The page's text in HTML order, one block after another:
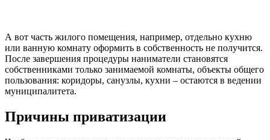
А вот часть жилого помещения, например, отдельно кухню
или ванную комнату оформить в собственность не получится.
После завершения процедуры наниматели становятся
собственниками только занимаемой комнаты, объекты общего
пользования: коридоры, санузлы, кухни – остаются в ведении
муниципалитета.
Причины приватизации